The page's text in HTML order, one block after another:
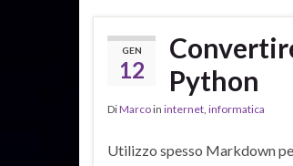
GEN
12
Python
DiMarcoin internet, informatica
Utilizzo spesso Markdown